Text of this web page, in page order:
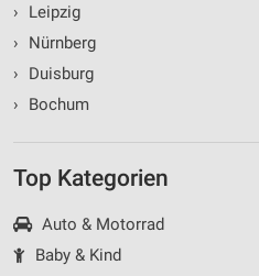
›
Leipzig
›
Nürnberg
›
Duisburg
›
Bochum
Top Kategorien
Auto & Motorrad
Baby & Kind